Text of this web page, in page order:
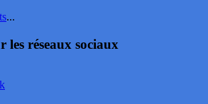
...
les réseaux sociaux